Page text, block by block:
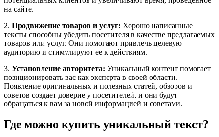
на сайте.
2. Продвижение товаров и услуг: Хорошо написанные
тексты способны убедить посетителя в качестве предлагаемых
товаров или услуг. Они помогают привлечь целевую
аудиторию и стимулируют ее к действиям.
3. Установление авторитета: Уникальный контент помогает
позиционировать вас как эксперта в своей области.
Появление оригинальных и полезных статей, обзоров и
советов создает доверие у посетителей, и они будут
обращаться к вам за новой информацией и советами.
Где можно купить уникальный текст?